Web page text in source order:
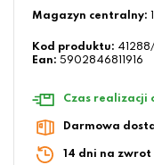
Magazyn centralny:
Kod produktu:
Ean: 5902846811916
Czas realizacji
Darmowa
14 dni na zwrot